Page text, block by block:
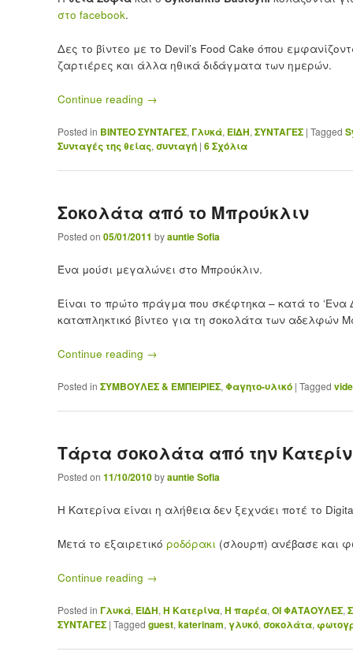
στο facebook.
Δες το βίντεο με το Devil’s Food Cake όπου
ζαρτιέρες και άλλα ηθικά διδάγματα των ημερών.
Continue reading →
Posted in ΒΙΝΤΕΟ ΣΥΝΤΑΓΕΣ, Γλυκά, ΕΙΔΗ, ΣΥΝΤΑΓΕΣ | Tagged
Συνταγές της θείας, συνταγή | 6Σχόλια
Σοκολάτα από το Μπρούκλιν
Posted on 05/01/2011 byauntie Sofia
Ένα μούσι μεγαλώνει στο Μπρούκλιν.
Είναι το πρώτο πράγμα που σκέφτηκα – κατά το
καταπληκτικό βίντεο για τη σοκολάτα των αδελφών
Continue reading →
Posted in ΣΥΜΒΟΥΛΕΣ & ΕΜΠΕΙΡΙΕΣ, Φαγητο-υλικό | Tagged
Τάρτα σοκολάτα από την
Posted on 11/10/2010byauntie Sofia
Η Κατερίνα είναι η αλήθεια δεν ξεχνάει ποτέ το
Μετά το εξαιρετικό ροδόρακι (σλουρπ) ανέβασε και
Continue reading →
Posted in Γλυκά, ΕΙΔΗ, Η Κατερίνα, Η παρέα, ΟΙ ΦΑΤΑΟΥΛΕΣ,
ΣΥΝΤΑΓΕΣ | Tagged guest, katerinam, γλυκό, σοκολάτα,